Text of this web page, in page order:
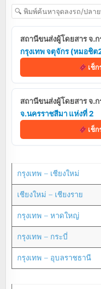
สถานีขนส่งผู้โดยสาร จ.
กรุงเทพ จตุจักร (หมอชิต
เช็
สถานีขนส่งผู้โดยสาร จ.
จ.นครราชสีมา แห่งที่ 2
เช็
กรุงเทพ – เชียงใหม่
เชียงใหม่ – เชียงราย
กรุงเทพ – หาดใหญ่
กรุงเทพ – กระบี่
กรุงเทพ – อุบลราชธานี